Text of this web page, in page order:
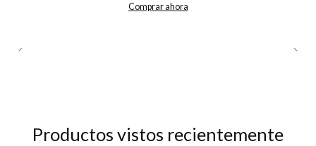
Comprar ahora
Productos vistos recientemente